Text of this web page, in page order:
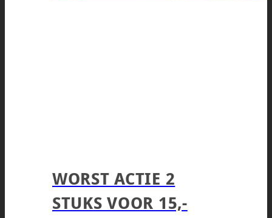
WORST ACTIE 2
STUKS VOOR 15,-